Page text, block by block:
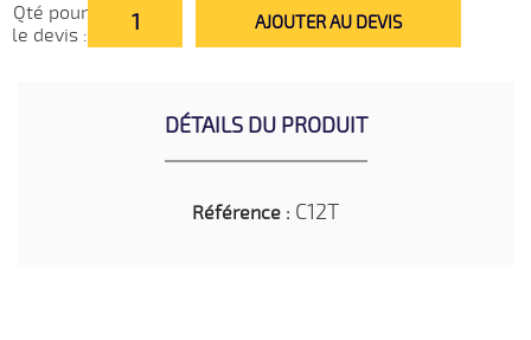
Qté pour
le devis :
AJOUTER AU DEVIS
DÉTAILS DU PRODUIT
Référence : C12T